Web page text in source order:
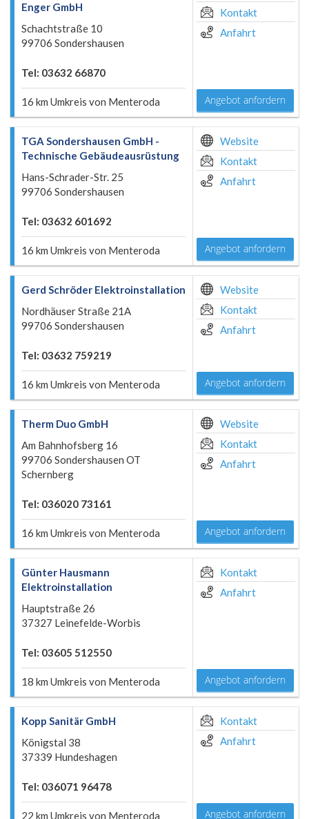
Enger GmbH
Schachtstraße 10
99706 Sondershausen
Tel: 03632 66870
16 km Umkreis von Menteroda
Kontakt
Anfahrt
Angebot anfordern
TGA Sondershausen GmbH -
Technische Gebäudeausrüstung
Hans-Schrader-Str. 25
99706 Sondershausen
Tel: 03632 601692
16 km Umkreis von Menteroda
Website
Kontakt
Anfahrt
Angebot anfordern
Gerd Schröder Elektroinstallation
Nordhäuser Straße 21A
99706 Sondershausen
Tel: 03632 759219
16 km Umkreis von Menteroda
Website
Kontakt
Anfahrt
Angebot anfordern
Therm Duo GmbH
Am Bahnhofsberg 16
99706 Sondershausen OT
Schernberg
Tel: 036020 73161
16 km Umkreis von Menteroda
Website
Kontakt
Anfahrt
Angebot anfordern
Günter Hausmann
Elektroinstallation
Hauptstraße 26
37327 Leinefelde-Worbis
Tel: 03605 512550
18 km Umkreis von Menteroda
Kontakt
Anfahrt
Angebot anfordern
Kopp Sanitär GmbH
Königstal 38
37339 Hundeshagen
Tel: 036071 96478
22 km Umkreis von Menteroda
Kontakt
Anfahrt
Angebot anfordern